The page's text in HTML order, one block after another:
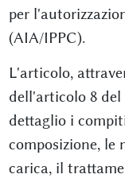
per
(AIA/IPPC).
L'articolo,
dell'articolo 8
dettaglio i
composizione, le
carica, il